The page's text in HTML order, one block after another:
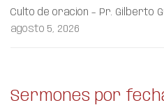
Culto de oración – Pr. Gilberto
agosto 5, 2026
Sermones por